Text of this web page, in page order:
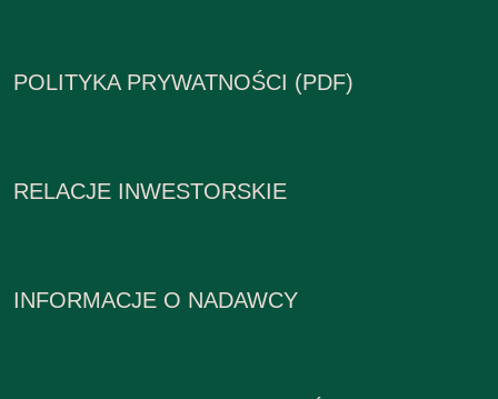
POLITYKA PRYWATNOŚCI (PDF)
RELACJE INWESTORSKIE
INFORMACJE O NADAWCY